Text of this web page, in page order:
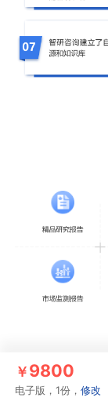
相关推荐
￥9800
电子版，1份，修改